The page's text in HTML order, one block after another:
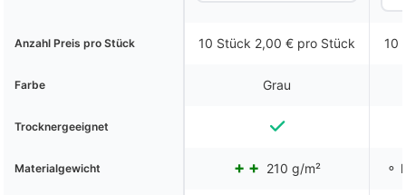
Anzahl Preis pro Stück 10 Stück 2,00 € pro Stück 10
Farbe Grau
Trocknergeeignet
Materialgewicht 210 g/m² ⚬